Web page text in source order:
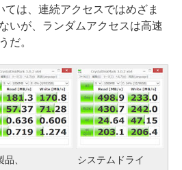
は、連続アクセスではめざま
いが、ランダムアクセスは高速
だ。
品、
システムドライ